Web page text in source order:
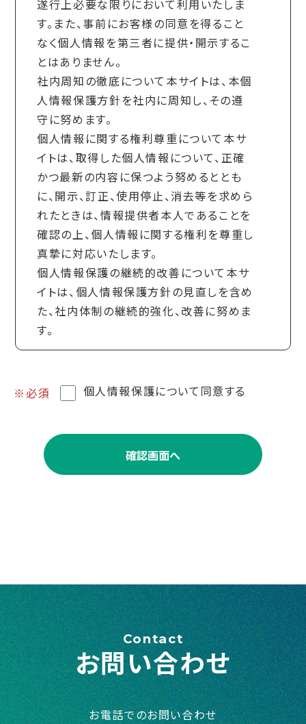
遂行上必要な限りにおいて利用いたしま
す。また、事前にお客様の同意を得ること
なく個人情報を第三者に提供・開示するこ
とはありません。
社内周知の徹底について本サイトは、本個
人情報保護方針を社内に周知し、その遵
守に努めます。
個人情報に関する権利尊重について本サ
イトは、取得した個人情報について、正確
かつ最新の内容に保つよう努めるととも
に、開示、訂正、使用停止、消去等を求めら
れたときは、情報提供者本人であることを
確認の上、個人情報に関する権利を尊重し
真摯に対応いたします。
個人情報保護の継続的改善について本サ
イトは、個人情報保護方針の見直しを含め
た、社内体制の継続的強化、改善に努めま
す。
個人情報保護について同意する
Contact
お問い合わせ
お電話でのお問い合わせ